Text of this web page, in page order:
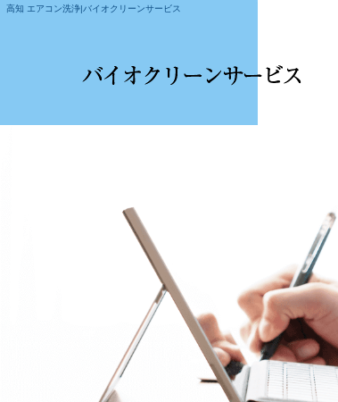
高知 エアコン洗浄|バイオクリーンサービス